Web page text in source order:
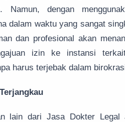
Namun, dengan
dalam waktu yang sangat
dan profesional akan
izin ke instansi
harus terjebak dalam
lain dari Jasa Dokter Legal